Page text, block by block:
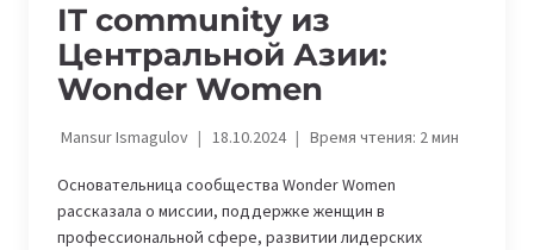
IT community из
Центральной Азии:
Wonder Women
Mansur Ismagulov 18.10.2024 Время чтения: 2мин
Основательница сообщества Wonder Women
рассказала о миссии, поддержке женщин в
профессиональной сфере, развитии лидерских